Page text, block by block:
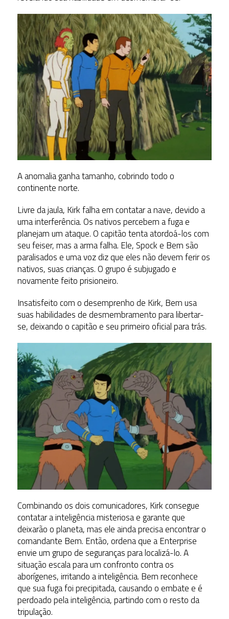
A anomalia ganha tamanho, cobrindo todo o
continente norte.
Livre da jaula, Kirk falha em contatar a nave, devido a
uma interferência. Os nativos percebem a fuga e
planejam um ataque. O capitão tenta atordoá-los com
seu feiser, mas a arma falha. Ele, Spock e Bem são
paralisados e uma voz diz que eles não devem ferir os
nativos, suas crianças. O grupo é subjugado e
novamente feito prisioneiro.
Insatisfeito com o desemprenho de Kirk, Bem usa
suas habilidades de desmembramento para libertar-
se, deixando o capitão e seu primeiro oficial para trás.
Combinando os dois comunicadores, Kirk consegue
contatar a inteligência misteriosa e garante que
deixarão o planeta, mas ele ainda precisa encontrar o
comandante Bem. Então, ordena que a Enterprise
envie um grupo de seguranças para localizá-lo. A
situação escala para um confronto contra os
aborígenes, irritando a inteligência. Bem reconhece
que sua fuga foi precipitada, causando o embate e é
perdoado pela inteligência, partindo com o resto da
tripulação.